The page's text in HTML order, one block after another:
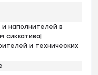
и наполнителей в
сиккатива|
и технических